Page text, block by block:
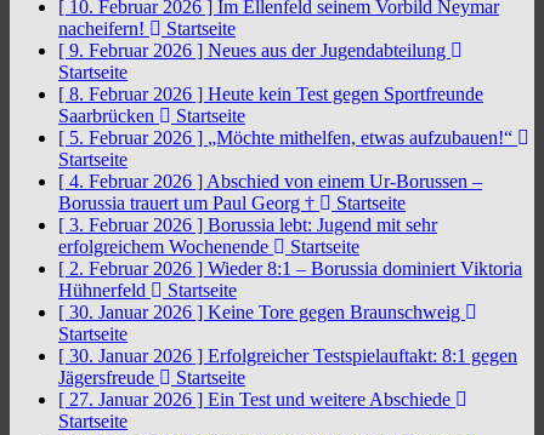
[ 10. Februar 2026 ] Im Ellenfeld seinem Vorbild Neymar
nacheifern!
Startseite
[ 9. Februar 2026 ] Neues aus der Jugendabteilung
Startseite
[ 8. Februar 2026 ] Heute kein Test gegen Sportfreunde
Saarbrücken
Startseite
[ 5. Februar 2026 ] „Möchte mithelfen, etwas aufzubauen!“
Startseite
[ 4. Februar 2026 ] Abschied von einem Ur-Borussen –
Borussia trauert um Paul Georg †
Startseite
[ 3. Februar 2026 ] Borussia lebt: Jugend mit sehr
erfolgreichem Wochenende
Startseite
[ 2. Februar 2026 ] Wieder 8:1 – Borussia dominiert Viktoria
Hühnerfeld
Startseite
[ 30. Januar 2026 ] Keine Tore gegen Braunschweig
Startseite
[ 30. Januar 2026 ] Erfolgreicher Testspielauftakt: 8:1 gegen
Jägersfreude
Startseite
[ 27. Januar 2026 ] Ein Test und weitere Abschiede
Startseite